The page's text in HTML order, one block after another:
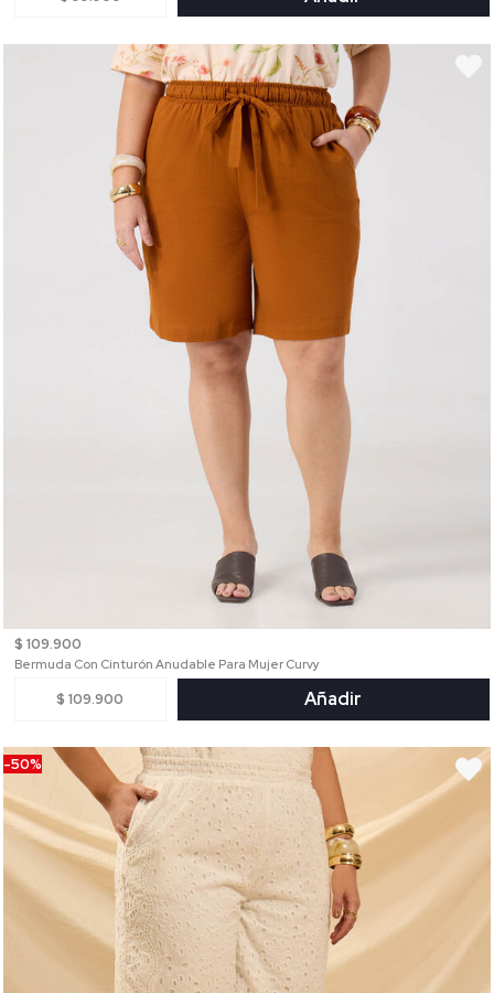
$ 109.900
Bermuda Con Cinturón Anudable Para Mujer Curvy
$ 109.900 Añadir
-50%